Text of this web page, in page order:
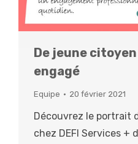
De jeune
engagé
Equipe 20 février 2021
Découvrez le portrait
chez DEFI Services +